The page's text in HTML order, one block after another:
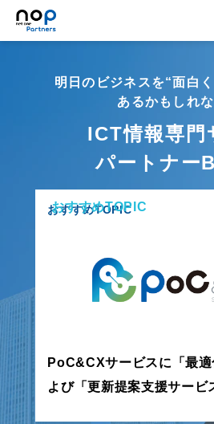
マーケティン
セキュリティ
コラボレーショ
IT用語解説
明日のビジネスを“面白
あるかもしれな
ICT情報専門
パートナー
おすすめTOPIC
PoC&CXサービスに「最
よび「更新提案支援サービ
おすすめTOPIC